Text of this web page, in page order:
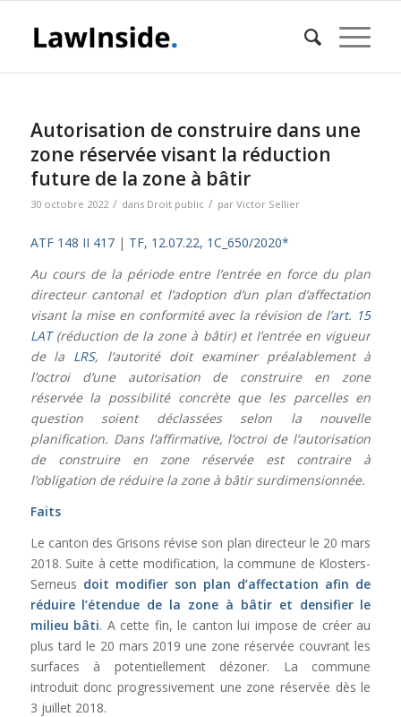
Autorisation de construire dans une
zone réservée visant la réduction
future de la zone à bâtir
30 octobre 2022 / dans Droit public / par Victor Sellier
ATF 148 II 417| TF, 12.07.22, 1C_650/2020*
Au cours de la période entre l’entrée en force du plan
directeur cantonal et l’adoption d’un plan d’affectation
visant la mise en conformité avec la révision de l’art. 15
LAT(réduction de la zone à bâtir) et l’entrée en vigueur
de la LRS, l’autorité doit examiner préalablement à
l’octroi d’une autorisation de construire en zone
réservée la possibilité concrète que les parcelles en
question soient déclassées selon la nouvelle
planification. Dans l’affirmative, l’octroi de l’autorisation
de construire en zone réservée est contraire à
l’obligation de réduire la zone à bâtir surdimensionnée.
Faits
Le canton des Grisons révise son plan directeur le 20 mars
2018. Suite à cette modification, la commune de Klosters-
Serneus doit modifier son plan d’affectation afin de
réduire l’étendue de la zone à bâtir et densifier le
milieu bâti. A cette fin, le canton lui impose de créer au
plus tard le 20 mars 2019 une zone réservée couvrant les
surfaces à potentiellement dézoner. La commune
introduit donc progressivement une zone réservée dès le
3 juillet 2018.